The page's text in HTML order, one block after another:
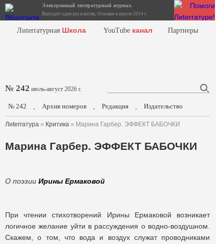
Электронный литературный журнал.
Выходит один раз в месяц. Основан в апреле 2014 г.
Лиterraтурная Школа YouTube канал Партнеры
№ 242 июль-август 2026 г.
№ 242 . Архив номеров . Редакция . Издательство
Лиterraтура » Критика » Марина Гарбер. ЭФФЕКТ БАБОЧКИ
Марина Гарбер. ЭФФЕКТ БАБОЧКИ
О поэзии Ирины Ермаковой
При чтении стихотворений Ирины Ермаковой возникает
логичное желание уйти в рассуждения о водно-воздушном.
Скажем, о том, что вода и воздух служат проводниками